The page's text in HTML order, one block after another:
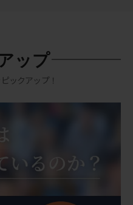
ップ
ックアップ！